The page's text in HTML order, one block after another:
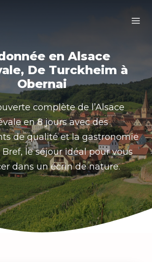
en Alsace
De Turckheim à
Obernai
complète de l’Alsace
en 8 jours avec des
de qualité et la gastronomie
Bref, le séjour idéal pour vous
dans un écrin de nature.